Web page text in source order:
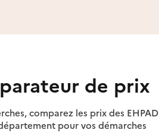
de prix
comparez les prix des EHPAD
pour vos démarches